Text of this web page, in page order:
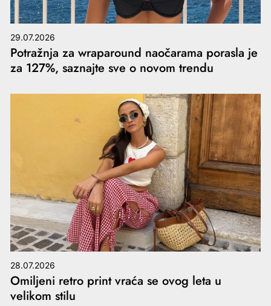
29.07.2026
Potražnja za wraparound naočarama porasla je
za 127%, saznajte sve o novom trendu
28.07.2026
Omiljeni retro print vraća se ovog leta u
velikom stilu